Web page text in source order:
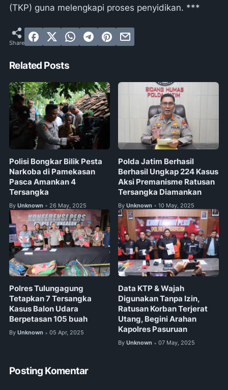
(TKP) guna melengkapi proses penyidikan. ***
Related Posts
Polisi Bongkar Bilik Pesta
Narkoba di Pamekasan
Pasca Amankan 4
Tersangka
By Unknown • 26 May, 2025
Polda Jatim Berhasil
Berhasil Ungkap 224 Kasus
Aksi Premanisme Ratusan
Tersangka Diamankan
By Unknown • 10 May, 2025
Polres Tulungagung
Tetapkan 7 Tersangka
Kasus Balon Udara
Berpetasan 105 buah
By Unknown • 05 Apr, 2025
Data KTP & Wajah
Digunakan Tanpa Izin,
Ratusan Korban Terjerat
Utang, Begini Arahan
Kapolres Pasuruan
By Unknown • 07 May, 2025
Posting Komentar